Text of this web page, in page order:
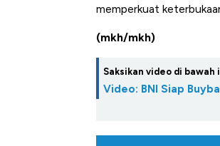
memperkuat
(mkh/mkh)
Saksikan video di bawah
Video: BNI Siap